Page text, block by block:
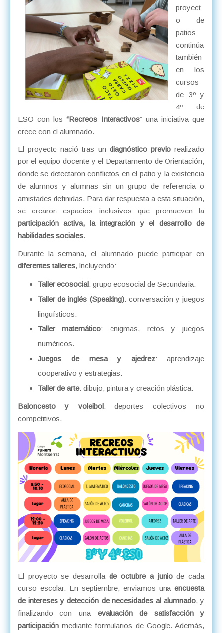
proyect
o de
patios
continúa
también
en los
cursos
de 3º y
4º de
ESO con los“Recreos Interactivos” una iniciativa que
crece con el alumnado.
El proyecto nació tras un diagnóstico previo realizado
por el equipo docente y el Departamento de Orientación,
donde se detectaron conflictos en el patio y la existencia
de alumnos y alumnas sin un grupo de referencia o
amistades definidas. Para dar respuesta a esta situación,
se crearon espacios inclusivos que promueven la
participación activa, la integración y el desarrollo de
habilidades sociales.
Durante la semana, el alumnado puede participar en
diferentes talleres, incluyendo:
Taller ecosocial: grupo ecosocial de Secundaria.
Taller de inglés (Speaking): conversación y juegos
lingüísticos.
Taller matemático: enigmas, retos y juegos
numéricos.
Juegos de mesa y ajedrez: aprendizaje
cooperativo y estrategias.
Taller de arte: dibujo, pintura y creación plástica.
Baloncesto y voleibol: deportes colectivos no
competitivos.
El proyecto se desarrollade octubre a juniode cada
curso escolar. En septiembre, enviamos unaencuesta
de intereses y detección de necesidades al alumnado, y
finalizando con una evaluación de satisfacción y
participaciónmediante formularios de Google. Además,